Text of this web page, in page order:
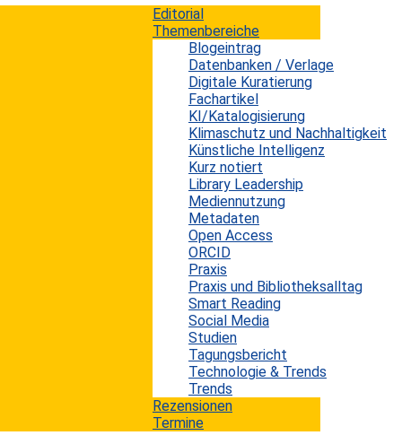
Editorial
Themenbereiche
Blogeintrag
Datenbanken / Verlage
Digitale Kuratierung
Fachartikel
KI/Katalogisierung
Klimaschutz und Nachhaltigkeit
Künstliche Intelligenz
Kurz notiert
Library Leadership
Mediennutzung
Metadaten
Open Access
ORCID
Praxis
Praxis und Bibliotheksalltag
Smart Reading
Social Media
Studien
Tagungsbericht
Technologie & Trends
Trends
Rezensionen
Termine
Informationsbranche
10. September 2020
Am 14. Oktober 2020 findet im Maritim Hotel in
Frankfurt a.M. die Konferenz „Steilvorlagen für den
Unternehmenserfolg 2020“ statt. Die Steilvorlagen
sind einer der immer seltener werdenden
Branchenanlässe für Information Professionals in
Unternehmen. Organisiert werden sie vom Arbeitskreis
Informationsvermittlung in Trägerschaft von GBI-
Genios unter Mitwirkung von diversen Größen der
deutschen Informationsbranche (Tim Brouwer, ARIX
Business Intelligence; Dr. Yannick Loonus, Semalytix;...
Kostenpflichtige Datenbanken weiterhin
teilweise unverzichtbar
7. Oktober 2019